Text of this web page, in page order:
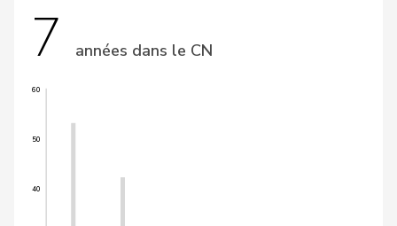
7 années dans le CN
40
50
60